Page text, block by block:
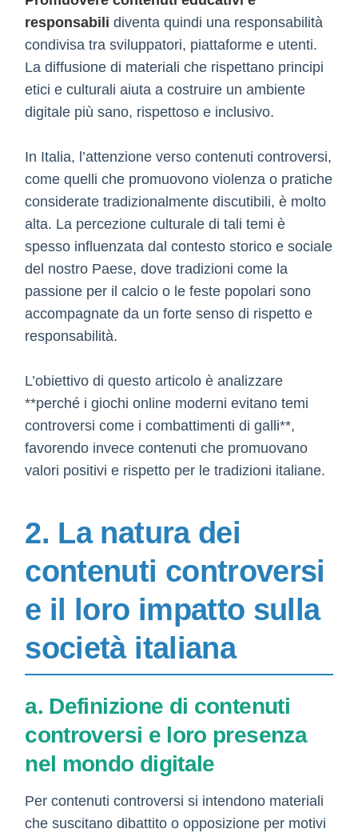
responsabili diventa quindi una responsabilità
condivisa tra sviluppatori, piattaforme e utenti.
La diffusione di materiali che rispettano principi
etici e culturali aiuta a costruire un ambiente
digitale più sano, rispettoso e inclusivo.
In Italia, l’attenzione verso contenuti controversi,
come quelli che promuovono violenza o pratiche
considerate tradizionalmente discutibili, è molto
alta. La percezione culturale di tali temi è
spesso influenzata dal contesto storico e sociale
del nostro Paese, dove tradizioni come la
passione per il calcio o le feste popolari sono
accompagnate da un forte senso di rispetto e
responsabilità.
L’obiettivo di questo articolo è analizzare
**perché i giochi online moderni evitano temi
controversi come i combattimenti di galli**,
favorendo invece contenuti che promuovano
valori positivi e rispetto per le tradizioni italiane.
2. La natura dei
contenuti controversi
e il loro impatto sulla
società italiana
a. Definizione di contenuti
controversi e loro presenza
nel mondo digitale
Per contenuti controversi si intendono materiali
che suscitano dibattito o opposizione per motivi